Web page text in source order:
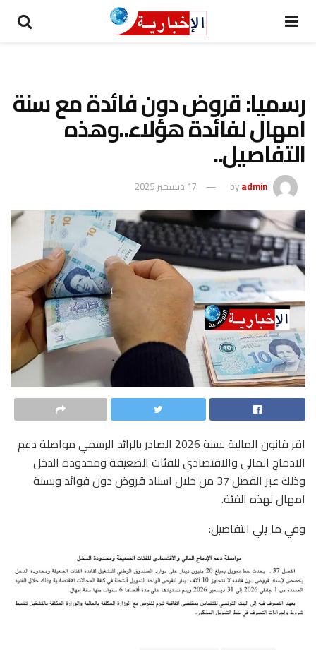
رسميا: قروض دون فائدة مع سنة
امهال لفائدة هؤلاء..وهذه
التفاصيل..
byadmin 17 ديسمبر 2025
اقر قانون المالية لسنة 2026 الصادر بالرائد الرسمي مواصلة دعم
الادماج المالي والاقتصادي للفئات الضعيفة ومحدودة الدخل
وذلك عبر الفصل 37 من خلال اسناد قروض دون فوائد وبسنة
امهال لهذه الفئة.
وفي ما يلي التفاصيل: